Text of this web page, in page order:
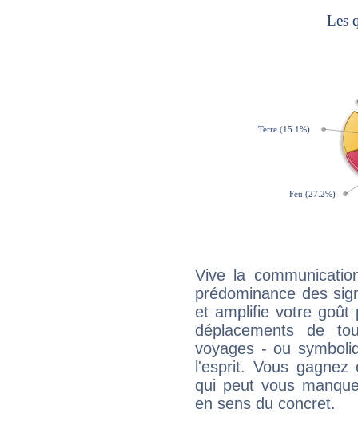
Vive la
prédominance des
et amplifie votre goût
déplacements de
voyages - ou
l'esprit. Vous
qui peut vous
en sens du concret.